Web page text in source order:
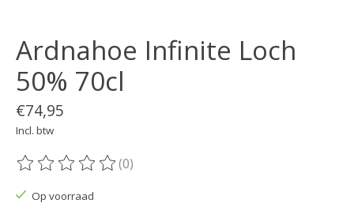
Ardnahoe Infinite Loch
50% 70cl
€74,95
Incl. btw
De beoordeling van dit product is
(0)
Op voorraad